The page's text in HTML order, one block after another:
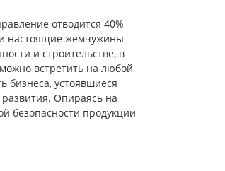
отводится 40%
настоящие жемчужины
и строительстве, в
встретить на любой
бизнеса, устоявшиеся
Опираясь на
безопасности продукции